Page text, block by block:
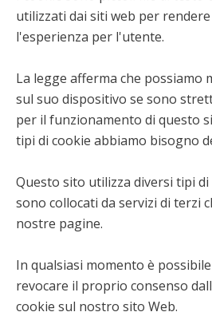
utilizzati dai siti web per
l'esperienza per l'utente.
La legge afferma che possiamo
sul suo dispositivo se sono
per il funzionamento di questo
tipi di cookie abbiamo bisogno
Questo sito utilizza diversi tipi di
sono collocati da servizi di terzi
nostre pagine.
In qualsiasi momento è
revocare il proprio consenso
cookie sul nostro sito Web.